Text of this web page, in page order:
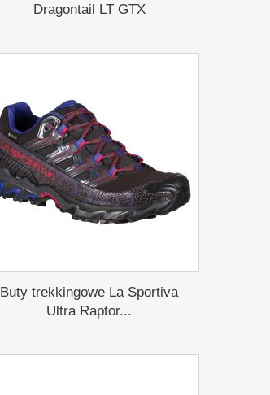
Dragontail LT GTX
Buty trekkingowe La Sportiva
Ultra Raptor...